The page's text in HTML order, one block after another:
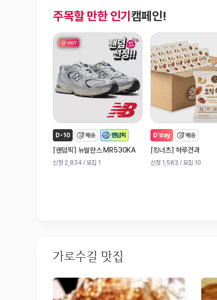
주목할 만한 인기 캠페인!
D-10 배송 랜덤픽
[랜덤픽 ] 뉴발란스 MR530KA
신청 2,834 / 모집 1
D'day 배송
[킹너츠] 하루견과
신청 1,583 / 모집 10
가로수길 맛집